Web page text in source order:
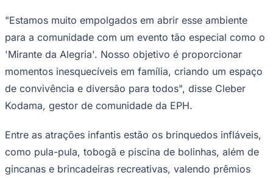
Juventude
Localizado na Estrada Dr. Cícero Borges de Morais,
2993 – Vila Universal, Barueri, o Mirante Barueri (antigo
Sítio Santa Rita de Cássia) é um espaço dedicado ao
lazer, cultura e entretenimento dos moradores da região
e promete ser palco de momentos únicos e de muita
No evento do Dia das Crianças, os visitantes poderão
desfrutar de música ao vivo com bandas que irão tocar